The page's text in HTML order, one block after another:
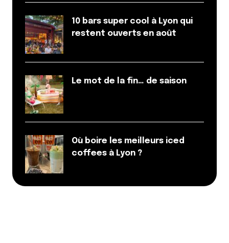
10 bars super cool à Lyon qui
restent ouverts en août
Le mot de la fin… de saison
Où boire les meilleurs iced
coffees à Lyon ?